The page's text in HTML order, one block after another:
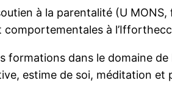
à la parentalité (U
à
formations dans le domaine
estime de soi, méditation